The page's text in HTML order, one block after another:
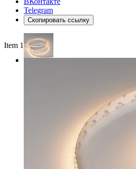
Telegram
Скопировать ссылку
Item 1 of 4